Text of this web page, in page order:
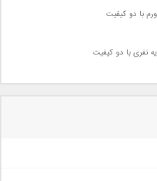
با دو کیفیت
نفری با دو کیفیت